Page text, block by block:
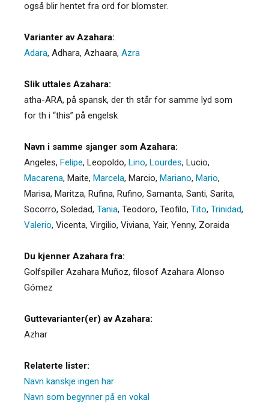
også blir hentet fra ord for blomster.
Varianter av Azahara:
Adara, Adhara, Azhaara, Azra
Slik uttales Azahara:
atha-ARA, på spansk, der th står for samme lyd som
for th i “this” på engelsk
Navn i samme sjanger som Azahara:
Angeles, Felipe, Leopoldo, Lino, Lourdes, Lucio,
Macarena, Maite, Marcela, Marcio, Mariano, Mario,
Marisa, Maritza, Rufina, Rufino, Samanta, Santi, Sarita,
Socorro, Soledad, Tania, Teodoro, Teofilo, Tito, Trinidad,
Valerio, Vicenta, Virgilio, Viviana, Yair, Yenny, Zoraida
Du kjenner Azahara fra:
Golfspiller Azahara Muñoz, filosof Azahara Alonso
Gómez
Guttevarianter(er) av Azahara:
Azhar
Relaterte lister:
Navn kanskje ingen har
Navn som begynner på en vokal